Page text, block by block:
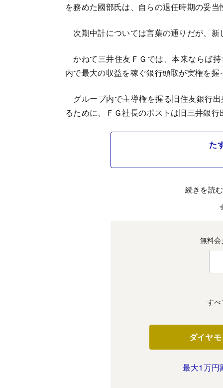
を務めた國部氏は、自らの退任時期の妥
次期中計については言葉の通りだが、
かねて三井住友ＦＧでは、本来ならば
内で最大の収益を稼ぐ銀行頭取が実権を握
グループ内で主導権を握る旧住友銀行
るために、ＦＧ社長のポストは旧三井銀
た
続きを読
無料
す
ダイヤ
最大1万円